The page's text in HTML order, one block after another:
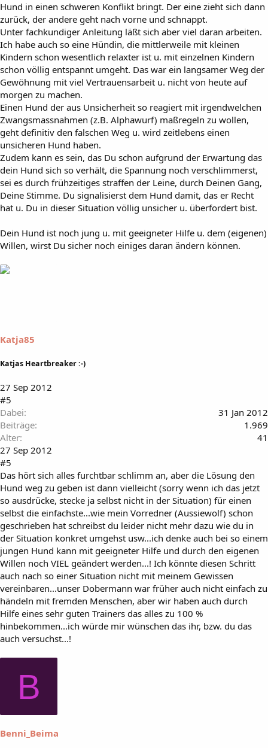
Hund in einen schweren Konflikt bringt. Der eine zieht sich dann
zurück, der andere geht nach vorne und schnappt.
Unter fachkundiger Anleitung läßt sich aber viel daran arbeiten.
Ich habe auch so eine Hündin, die mittlerweile mit kleinen
Kindern schon wesentlich relaxter ist u. mit einzelnen Kindern
schon völlig entspannt umgeht. Das war ein langsamer Weg der
Gewöhnung mit viel Vertrauensarbeit u. nicht von heute auf
morgen zu machen.
Einen Hund der aus Unsicherheit so reagiert mit irgendwelchen
Zwangsmassnahmen (z.B. Alphawurf) maßregeln zu wollen,
geht definitiv den falschen Weg u. wird zeitlebens einen
unsicheren Hund haben.
Zudem kann es sein, das Du schon aufgrund der Erwartung das
dein Hund sich so verhält, die Spannung noch verschlimmerst,
sei es durch frühzeitiges straffen der Leine, durch Deinen Gang,
Deine Stimme. Du signalisierst dem Hund damit, das er Recht
hat u. Du in dieser Situation völlig unsicher u. überfordert bist.
Dein Hund ist noch jung u. mit geeigneter Hilfe u. dem (eigenen)
Willen, wirst Du sicher noch einiges daran ändern können.
Katja85
Katjas Heartbreaker :-)
27 Sep 2012
#5
Dabei
31 Jan 2012
Beiträge
1.969
Alter
41
27 Sep 2012
#5
Das hört sich alles furchtbar schlimm an, aber die Lösung den
Hund weg zu geben ist dann vielleicht (sorry wenn ich das jetzt
so ausdrücke, stecke ja selbst nicht in der Situation) für einen
selbst die einfachste...wie mein Vorredner (Aussiewolf) schon
geschrieben hat schreibst du leider nicht mehr dazu wie du in
der Situation konkret umgehst usw...ich denke auch bei so einem
jungen Hund kann mit geeigneter Hilfe und durch den eigenen
Willen noch VIEL geändert werden...! Ich könnte diesen Schritt
auch nach so einer Situation nicht mit meinem Gewissen
vereinbaren...unser Dobermann war früher auch nicht einfach zu
händeln mit fremden Menschen, aber wir haben auch durch
Hilfe eines sehr guten Trainers das alles zu 100 %
hinbekommen...ich würde mir wünschen das ihr, bzw. du das
auch versuchst...!
B
Benni_Beima